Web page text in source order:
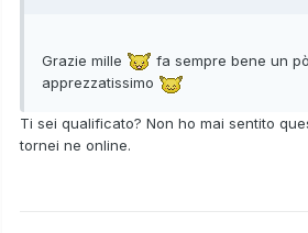
Grazie mille
fa sempre bene un
apprezzatissimo
Ti sei qualificato? Non ho mai sentito
tornei ne online.